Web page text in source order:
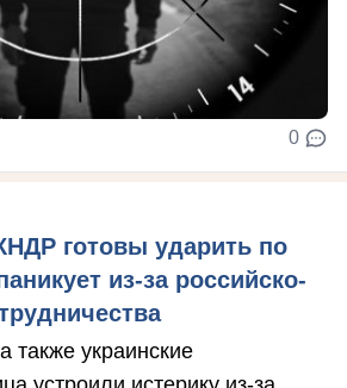
0
готовы ударить по
из-за российско-
украинские